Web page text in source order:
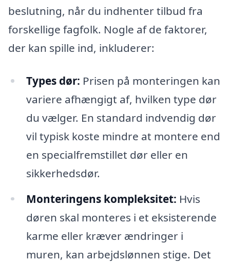
beslutning, når du indhenter tilbud fra
forskellige fagfolk. Nogle af de faktorer,
der kan spille ind, inkluderer:
Types dør: Prisen på monteringen kan
variere afhængigt af, hvilken type dør
du vælger. En standard indvendig dør
vil typisk koste mindre at montere end
en specialfremstillet dør eller en
sikkerhedsdør.
Monteringens kompleksitet: Hvis
døren skal monteres i et eksisterende
karme eller kræver ændringer i
muren, kan arbejdslønnen stige. Det